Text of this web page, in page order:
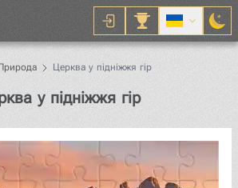
Церква у підніжжя гір
у підніжжя гірПазл